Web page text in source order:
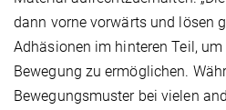
dann vorne vorwärts und lösen
Adhäsionen im hinteren Teil,
Bewegung zu ermöglichen.
Bewegungsmuster bei vielen